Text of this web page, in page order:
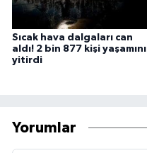
Sıcak hava dalgaları can
aldı! 2 bin 877 kişi yaşamını
yitirdi
Yorumlar